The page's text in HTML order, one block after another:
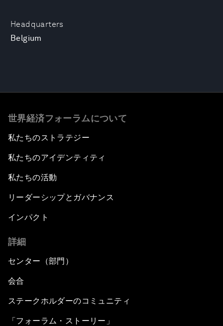
Headquarters
Belgium
世界経済フォーラムについて
私たちのストラテジー
私たちのアイデンティティ
私たちの活動
リーダーシップとガバナンス
インパクト
詳細
センター（部門）
会合
ステークホルダーのコミュニティ
「フォーラム・ストーリー」